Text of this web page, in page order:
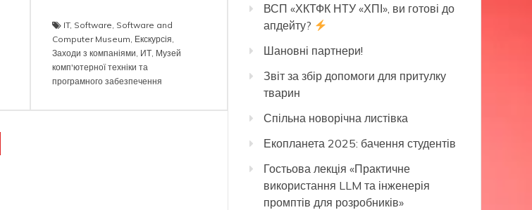
IT, Software Software and
Computer Museum Екскурсія
Заходи з компаніями ИТ Музей
комп'ютерної техніки та
програмного забезпечення
ВСП «ХКТФК НТУ «ХПІ», ви готові до
апдейту?
Шановні партнери!
Звіт за збір допомоги для притулку
тварин
Спільна новорічна листівка
Екопланета 2025: бачення студентів
Гостьова лекція «Практичне
використання LLM та інженерія
промптів для розробників»